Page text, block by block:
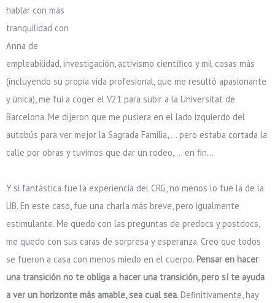
hablar con más
tranquilidad con
Anna de
empleabilidad, investigación, activismo científico y mil cosas más
(incluyendo su propia vida profesional, que me resultó apasionante
y única), me fui a coger el V21 para subir a la Universitat de
Barcelona. Me dijeron que me pusiera en el lado izquierdo del
autobús para ver mejor la Sagrada Familia, … pero estaba cortada la
calle por obras y tuvimos que dar un rodeo, … en fin…
Y si fantástica fue la experiencia del CRG, no menos lo fue la de la
UB. En este caso, fue una charla más breve, pero igualmente
estimulante. Me quedo con las preguntas de predocs y postdocs,
me quedo con sus caras de sorpresa y esperanza. Creo que todos
se fueron a casa con menos miedo en el cuerpo. Pensar en hacer
una transición no te obliga a hacer una transición, pero sí te ayuda
a ver un horizonte más amable, sea cual sea. Definitivamente, hay